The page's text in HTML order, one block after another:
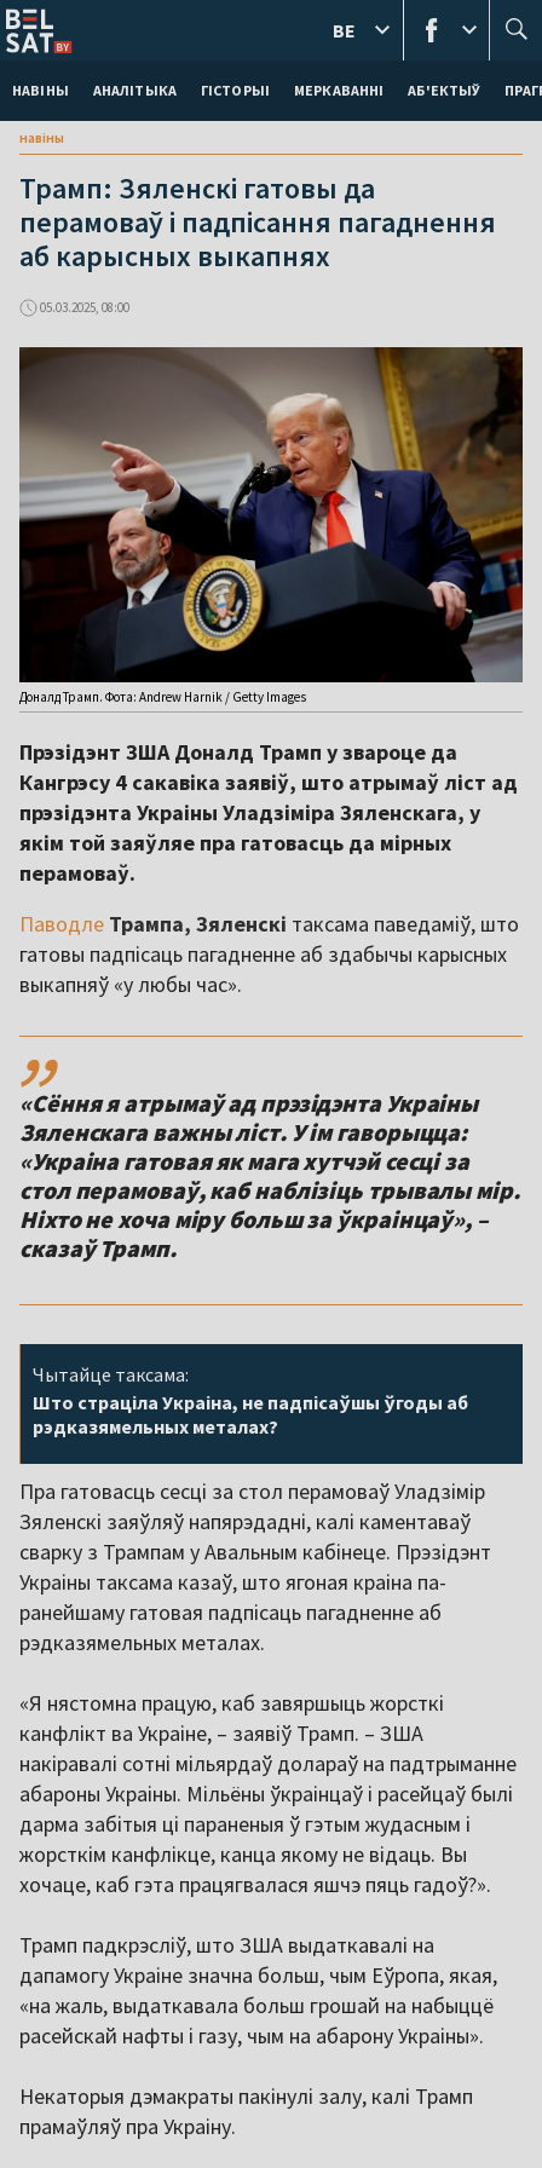
НАВІНЫ АНАЛІТЫКА ГІСТОРЫІ МЕРКАВАННI АБ'ЕКТЫЎ
BE
навіны
Трамп: Зяленскі гатовы да
перамоваў і падпісання пагаднення
аб карысных выкапнях
05.03.2025, 08:00
Доналд Трамп. Фота: Andrew Harnik / Getty Images
Прэзідэнт ЗША Доналд Трамп у звароце да
Кангрэсу 4 сакавіка заявіў, што атрымаў ліст ад
прэзідэнта Украіны Уладзіміра Зяленскага, у
якім той заяўляе пра гатовасць да мірных
перамоваў.
Паводле Трампа, Зяленскі таксама паведаміў, што
гатовы падпісаць пагадненне аб здабычы карысных
выкапняў «у любы час».
,,
«Сёння я атрымаў ад прэзідэнта Украіны
Зяленскага важны ліст. У ім гаворыцца:
«Украіна гатовая як мага хутчэй сесці за
стол перамоваў, каб наблізіць трывалы мір.
Ніхто не хоча міру больш за ўкраінцаў», –
сказаў Трамп.
Чытайце таксама:
Што страціла Украіна, не падпісаўшы ўгоды аб
рэдказямельных металах?
Пра гатовасць сесці за стол перамоваў Уладзімір
Зяленскі заяўляў напярэдадні, калі каментаваў
сварку з Трампам у Авальным кабінеце. Прэзідэнт
Украіны таксама казаў, што ягоная краіна па-
ранейшаму гатовая падпісаць пагадненне аб
рэдказямельных металах.
«Я нястомна працую, каб завяршыць жорсткі
канфлікт ва Украіне, – заявіў Трамп. – ЗША
накіравалі сотні мільярдаў долараў на падтрыманне
абароны Украіны. Мільёны ўкраінцаў і расейцаў былі
дарма забітыя ці параненыя ў гэтым жудасным і
жорсткім канфлікце, канца якому не відаць. Вы
хочаце, каб гэта працягвалася яшчэ пяць гадоў?».
Трамп падкрэсліў, што ЗША выдаткавалі на
дапамогу Украіне значна больш, чым Еўропа, якая,
«на жаль, выдаткавала больш грошай на набыццё
расейскай нафты і газу, чым на абарону Украіны».
Некаторыя дэмакраты пакінулі залу, калі Трамп
прамаўляў пра Украіну.